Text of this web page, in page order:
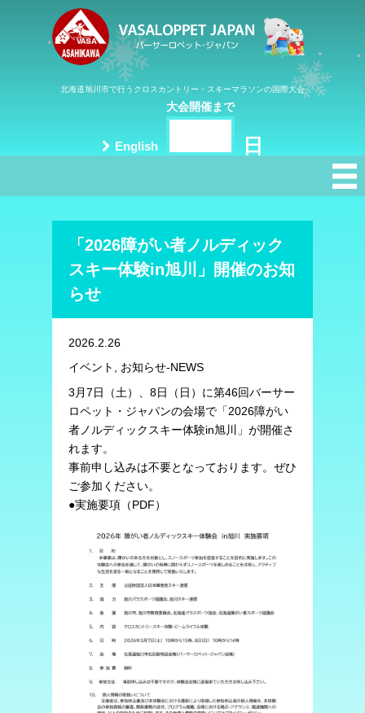
北海道旭川市で行うクロスカントリー・スキーマラソンの国際大会
English
大会開催まで
日
「2026障がい者ノルディック
スキー体験in旭川」開催のお知
らせ
2026.2.26
イベント, お知らせ-NEWS
3月7日（土）、8日（日）に第46回バーサー
ロペット・ジャパンの会場で「2026障がい
者ノルディックスキー体験in旭川」が開催さ
れます。
事前申し込みは不要となっております。ぜひ
ご参加ください。
●実施要項（PDF）